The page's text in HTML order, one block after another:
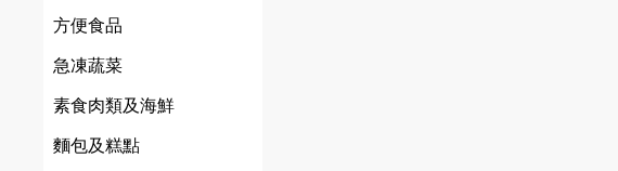
方便食品
急凍蔬菜
素食肉類及海鮮
麵包及糕點